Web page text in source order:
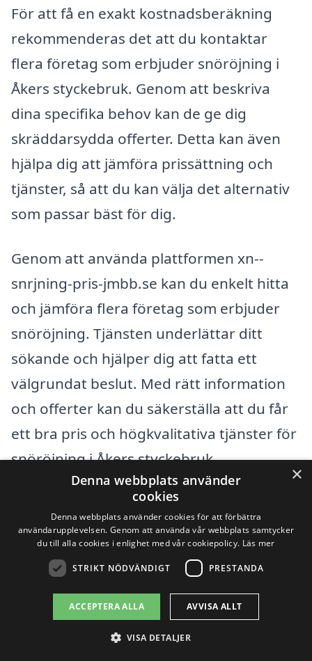
För att få en exakt kostnadsberäkning
rekommenderas det att du kontaktar
flera företag som erbjuder snöröjning i
Åkers styckebruk. Genom att beskriva
dina specifika behov kan de ge dig
skräddarsydda offerter. Detta kan även
hjälpa dig att jämföra prissättning och
tjänster, så att du kan välja det alternativ
som passar bäst för dig.
Genom att använda plattformen xn--
snrjning-pris-jmbb.se kan du enkelt hitta
och jämföra flera företag som erbjuder
snöröjning. Tjänsten underlättar ditt
sökande och hjälper dig att fatta ett
välgrundat beslut. Med rätt information
och offerter kan du säkerställa att du får
ett bra pris och högkvalitativa tjänster för
snöröjning i Åkers styckebruk.
förpliktelser
Sök efter en
professionell för
×
Denna webbplats använder
cookies
Denna webbplats använder cookies för att förbättra
användarupplevelsen. Genom att använda vår webbplats samtycker
du till alla cookies i enlighet med vår cookiepolicy. Läs mer
STRIKT NÖDVÄNDIGT PRESTANDA
ACCEPTERA ALLA AVVISA ALLT
VISA DETALJER